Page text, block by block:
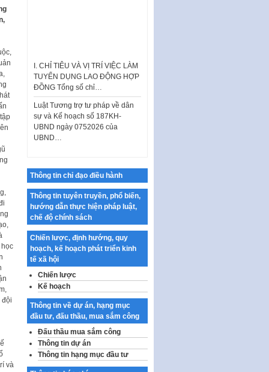
đội
và
TUYỂN DỤNG LAO ĐỘNG HỢP
ĐỒNG Tổng số chỉ…
sự và Kế hoạch số 187KH-
UBND ngày 0752026 của
UBND…
Kế hoạch Tổ chức Cuộc thi
chính luận về bảo vệ nền tảng tư
tưởng của Đảng…
Công bố công khai dự toán kinh
phí xây dựng pháp luật, hoàn
thiện thể chế, chính…
Quy định về nghiên cứu, ứng
dụng khoa học, công nghệ, đổi
mới sáng tạo và chuyển…
Quy định chi tiết và hướng dẫn
thi hành một số điều của Luật Lý
lịch tư…
Sửa đổi, bổ sung một số nội
dung tại Nghị quyết số 30/NQ-
Thông tin chỉ đạo điều hành
Thông tin tuyên truyền, phổ biến,
hướng dẫn thực hiện pháp luật,
chế độ chính sách
Chiến lược, định hướng, quy
hoạch, kế hoạch phát triển kinh
tế xã hội
Chiến lược
Kế hoạch
Thông tin về dự án, hạng mục
đầu tư, đấu thầu, mua sắm công
Đấu thầu mua sắm công
Thông tin dự án
Thông tin hạng mục đầu tư